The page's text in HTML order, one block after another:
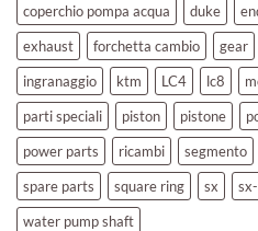
coperchio pompa acqua
duke
exhaust
forchetta cambio gear
ingranaggio
ktm LC4 lc8
parti speciali
piston pistone
power parts
ricambi segmento
spare parts
square ring sx
water pump shaft